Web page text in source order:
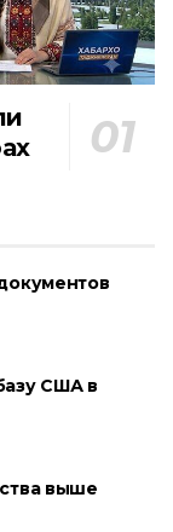
США в
выше